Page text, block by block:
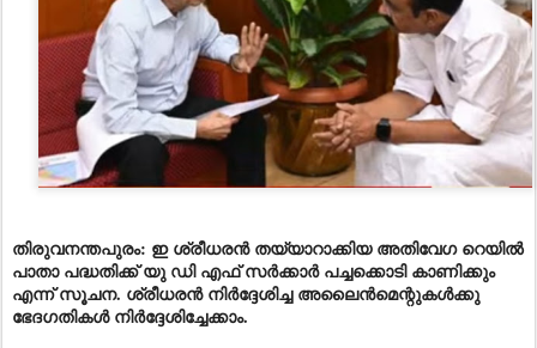
തിരുവനന്തപുരം: ഇ ശ്രീധരൻ തയ്യാറാക്കിയ അതിവേഗ റെയിൽ
പാതാ പദ്ധതിക്ക് യു ഡി എഫ് സർക്കാർ പച്ചക്കൊടി കാണിക്കും
എന്ന് സൂചന. ശ്രീധരൻ നിർദ്ദേശിച്ച അലൈൻമെന്റുകൾക്കു
ഭേദഗതികൾ നിർദ്ദേശിച്ചേക്കാം.